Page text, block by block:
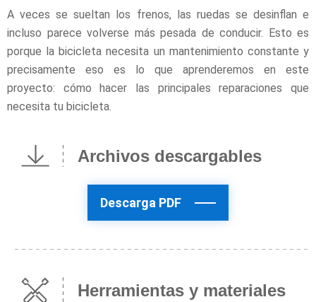
A veces se sueltan los frenos, las ruedas se desinflan e
incluso parece volverse más pesada de conducir. Esto es
porque la bicicleta necesita un mantenimiento constante y
precisamente eso es lo que aprenderemos en este
proyecto: cómo hacer las principales reparaciones que
necesita tu bicicleta.
Archivos descargables
Descarga PDF
Herramientas y materiales